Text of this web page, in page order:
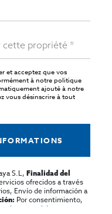
et acceptez que vos
à notrepolitique
ajouté à notre
vous désinscrire à tout
S.L,Finalidad del
ofrecidos a través
Envío de información a
Por consentimiento,
para elaborar